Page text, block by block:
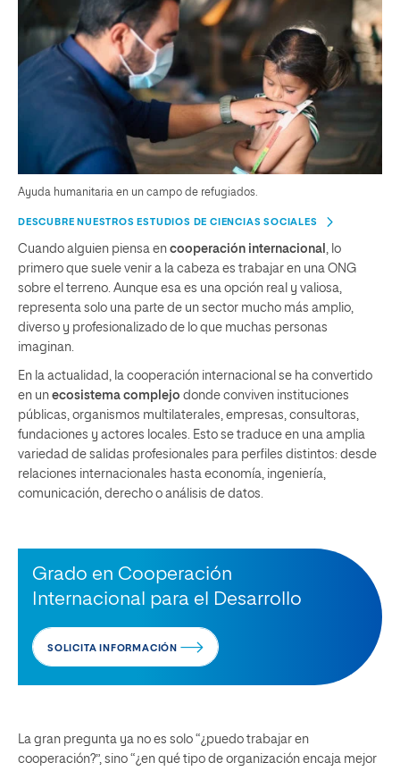
Ayuda humanitaria en un campo de refugiados.
DESCUBRE NUESTROS ESTUDIOS DE CIENCIAS SOCIALES
Cuando alguien piensa en cooperación internacional
, lo
primero que suele venir a la cabeza es trabajar en una ONG
sobre el terreno. Aunque esa es una opción real y valiosa,
representa solo una parte de un sector mucho más amplio,
diverso y profesionalizado de lo que muchas personas
imaginan.
En la actualidad, la cooperación internacional se ha convertido
en un ecosistema complejo donde conviven instituciones
públicas, organismos multilaterales, empresas, consultoras,
fundaciones y actores locales. Esto se traduce en una amplia
variedad de salidas profesionales para perfiles distintos: desde
relaciones internacionales hasta economía, ingeniería,
comunicación, derecho o análisis de datos.
Grado en Cooperación
Internacional para el Desarrollo
SOLICITA INFORMACIÓN
La gran pregunta ya no es solo “¿puedo trabajar en
cooperación?”, sino “¿en qué tipo de organización encaja mejor